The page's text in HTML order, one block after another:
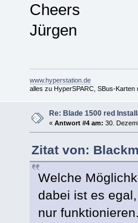
Cheers
Jürgen
www.hyperstation.de
alles zu HyperSPARC, SBus-Karten
Re: Blade 1500 red
« Antwort #4 am: 30.
Zitat von:
Welche
dabei ist es
nur